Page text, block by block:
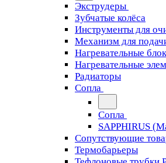
Экструдеры
Зубчатые колёса
Инструменты для
Механизм для
Нагревательные
Нагревательные
Радиаторы
Сопла
Сопла
SAPPHIRUS
Сопутствующие
Термобарьеры